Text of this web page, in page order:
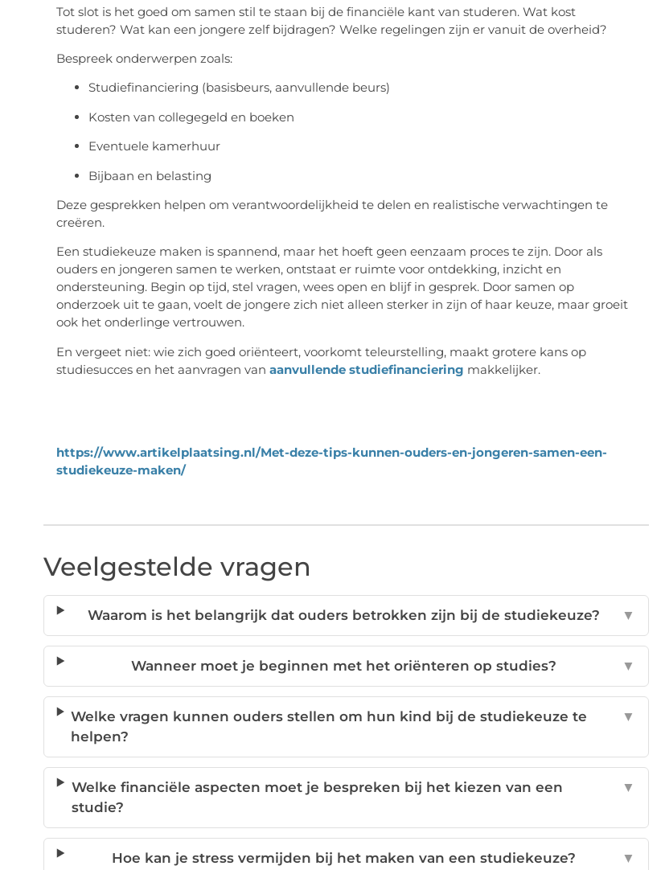
Tot slot is het goed om samen stil te staan bij de financiële kant van studeren. Wat kost
studeren? Wat kan een jongere zelf bijdragen? Welke regelingen zijn er vanuit de overheid?
Bespreek onderwerpen zoals:
Studiefinanciering (basisbeurs, aanvullende beurs)
Kosten van collegegeld en boeken
Eventuele kamerhuur
Bijbaan en belasting
Deze gesprekken helpen om verantwoordelijkheid te delen en realistische verwachtingen te
creëren.
Een studiekeuze maken is spannend, maar het hoeft geen eenzaam proces te zijn. Door als
ouders en jongeren samen te werken, ontstaat er ruimte voor ontdekking, inzicht en
ondersteuning. Begin op tijd, stel vragen, wees open en blijf in gesprek. Door samen op
onderzoek uit te gaan, voelt de jongere zich niet alleen sterker in zijn of haar keuze, maar groeit
ook het onderlinge vertrouwen.
En vergeet niet: wie zich goed oriënteert, voorkomt teleurstelling, maakt grotere kans op
studiesucces en het aanvragen van aanvullende studiefinanciering makkelijker.
https://www.artikelplaatsing.nl/Met-deze-tips-kunnen-ouders-en-jongeren-samen-een-
studiekeuze-maken/
Veelgestelde vragen
Waarom is het belangrijk dat ouders betrokken zijn bij de studiekeuze? ▼
Wanneer moet je beginnen met het oriënteren op studies? ▼
Welke vragen kunnen ouders stellen om hun kind bij de studiekeuze te
helpen?
▼
Welke financiële aspecten moet je bespreken bij het kiezen van een
studie?
▼
Hoe kan je stress vermijden bij het maken van een studiekeuze? ▼